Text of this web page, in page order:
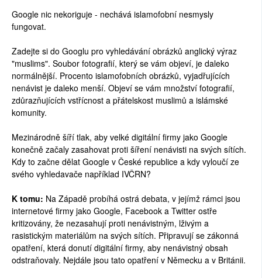
Google nic nekoriguje - nechává islamofobní nesmysly
fungovat.
Zadejte si do Googlu pro vyhledávání obrázků anglický výraz
"muslims". Soubor fotografií, který se vám objeví, je daleko
normálnější. Procento islamofobních obrázků, vyjadřujících
nenávist je daleko menší. Objeví se vám množství fotografií,
zdůrazňujících vstřícnost a přátelskost muslimů a islámské
komunity.
Mezinárodně šíří tlak, aby velké digitální firmy jako Google
konečně začaly zasahovat proti šíření nenávisti na svých sítích.
Kdy to začne dělat Google v České republice a kdy vyloučí ze
svého vyhledavače například IVČRN?
K tomu: Na Západě probíhá ostrá debata, v jejímž rámci jsou
internetové firmy jako Google, Facebook a Twitter ostře
kritizovány, že nezasahují proti nenávistným, lživým a
rasistickým materiálům na svých sítích. Připravují se zákonná
opatření, která donutí digitální firmy, aby nenávistný obsah
odstraňovaly. Nejdále jsou tato opatření v Německu a v Británii.